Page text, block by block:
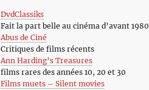
DvdClassiks
Fait la part belle au cinéma d’avant 1980
Abus de Ciné
Critiques de films récents
Ann Harding’s Treasures
films rares des années 10, 20 et 30
Films muets – Silent movies